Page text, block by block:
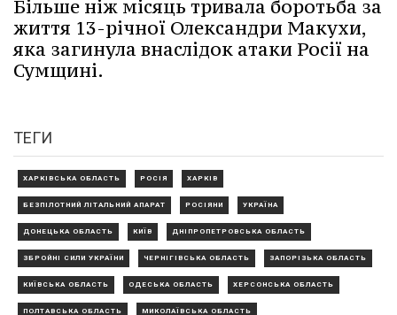
Більше ніж місяць тривала боротьба за
життя 13-річної Олександри Макухи,
яка загинула внаслідок атаки Росії на
Сумщині.
ТЕГИ
ХАРКІВСЬКА ОБЛАСТЬ РОСІЯ ХАРКІВ
БЕЗПІЛОТНИЙ ЛІТАЛЬНИЙ АПАРАТ РОСІЯНИ УКРАЇНА
ДОНЕЦЬКА ОБЛАСТЬ КИЇВ ДНІПРОПЕТРОВСЬКА ОБЛАСТЬ
ЗБРОЙНІ СИЛИ УКРАЇНИ ЧЕРНІГІВСЬКА ОБЛАСТЬ ЗАПОРІЗЬКА ОБЛАСТЬ
КИЇВСЬКА ОБЛАСТЬ ОДЕСЬКА ОБЛАСТЬ ХЕРСОНСЬКА ОБЛАСТЬ
ПОЛТАВСЬКА ОБЛАСТЬ МИКОЛАЇВСЬКА ОБЛАСТЬ